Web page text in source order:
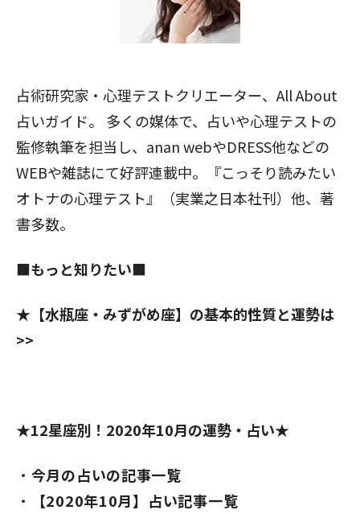
占術研究家・心理テストクリエーター、All About
占いガイド。 多くの媒体で、占いや心理テストの
監修執筆を担当し、anan webやDRESS他などの
WEBや雑誌にて好評連載中。『こっそり読みたい
オトナの心理テスト』（実業之日本社刊）他、著
書多数。
■もっと知りたい■
★【水瓶座・みずがめ座】の基本的性質と運勢は
>>
★12星座別！2020年10月の運勢・占い★
今月の占いの記事一覧
【2020年10月】占い記事一覧